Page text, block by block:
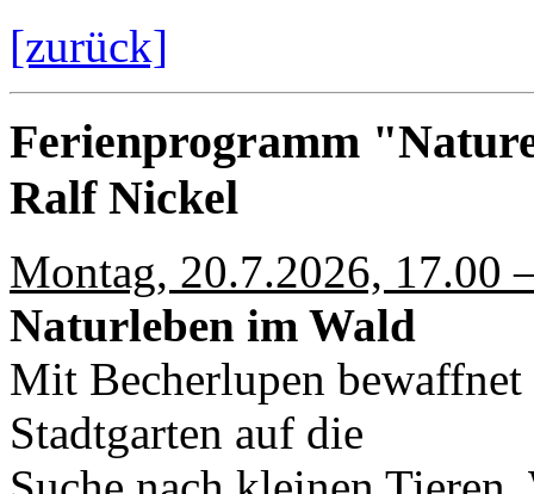
[zurück]
Ferienprogramm
Ralf Nickel
Montag, 20.7.2026, 17.00
Naturleben im Wald
Mit Becherlupen
Stadtgarten auf die